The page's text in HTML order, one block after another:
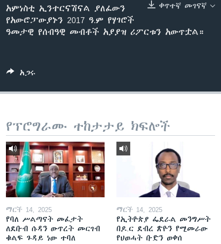
ቋንቋዎች
ቀጥተኛ መገናኛ
አምነስቲ ኢንተርናሽናል ያለፈውን
የአውሮፓውያኑን 2017 ዓ.ም የሃገሮች
ዓመታዊ የሰብዓዊ መብቶች አያያዝ ሪፖርቱን አውጥቷል።
አጋሩ
የፕሮግራሙ ተከታታይ ክፍሎች
ማርች 14, 2025
የባለ ሥልጣናት መፈታት
ለደቡብ ሱዳን ውጥረት መርገብ
ቁልፍ ጉዳይ ነው ተባለ
ማርች 14, 2025
የኢትዮጵያ ፌደራል መንግሥት
በዶ.ር ደብረ ጽዮን የሚመራው
የህወሓት ቡድን ወቀሰ